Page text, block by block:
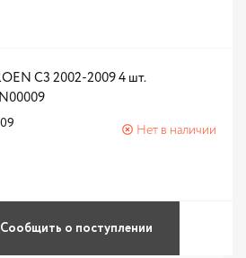
C3 2002-2009 4 шт.
Нет в наличии
Сообщить о поступлении